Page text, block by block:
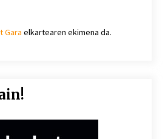
Gara elkartearen ekimena da.